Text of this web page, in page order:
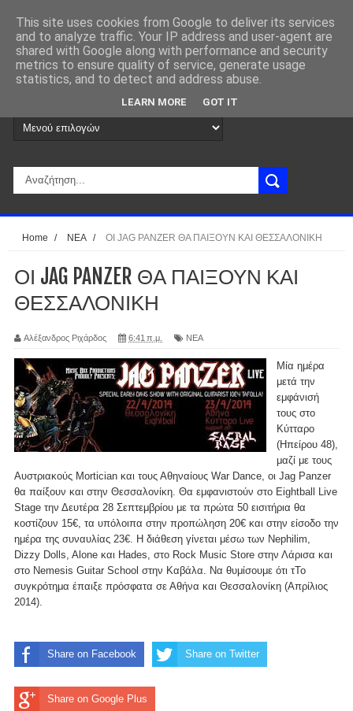
Home / ΝΕΑ / ΟΙ JAG PANZER ΘΑ ΠΑΙΞΟΥΝ ΚΑΙ ΘΕΣΣΑΛΟΝΙΚΗ
ΟΙ JAG PANZER ΘΑ ΠΑΙΞΟΥΝ ΚΑΙ
ΘΕΣΣΑΛΟΝΙΚΗ
Αλέξανδρος Ριχάρδος 6:41 π.μ. ΝΕΑ
Μία ημέρα
μετά την
εμφάνισή
τους στο
Κύτταρο
(Ηπείρου 48),
μαζί με τους
Αυστριακούς Mortician και τους Αθηναίους War Dance, οι Jag Panzer
θα παίξουν και στην Θεσσαλονίκη. Θα εμφανιστούν στο Eightball Live
Stage την Δευτέρα 28 Σεπτεμβρίου με τα πρώτα 50 εισιτήρια θα
κοστίζουν 15€, τα υπόλοιπα στην προπώληση 20€ και στην είσοδο την
ημέρα της συναυλίας 23€. Η διάθεση γίνεται μέσω των Nephilim,
Dizzy Dolls, Alone και Hades, στο Rock Music Store στην Λάρισα και
στο Nemesis Guitar School στην Καβάλα. Να θυμίσουμε ότι τΤο
συγκρότημα έπαιξε πρόσφατα σε Αθήνα και Θεσσαλονίκη (Απρίλιος
2014).
Share on Facebook Share on Twitter
Share on Google Plus
This site uses cookies from Google to deliver its services
and to analyze traffic. Your IP address and user-agent are
shared with Google along with performance and security
metrics to ensure quality of service, generate usage
statistics, and to detect and address abuse.
LEARN MORE GOT IT